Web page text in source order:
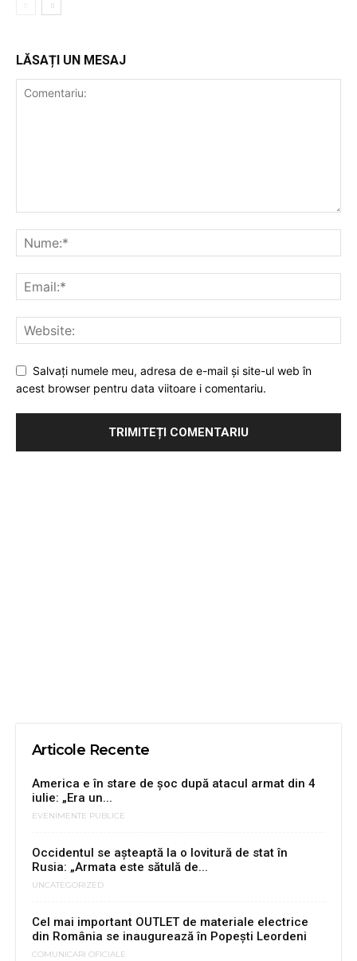
LĂSAȚI UN MESAJ
Salvați numele meu, adresa de e-mail și site-ul web în
acest browser pentru data viitoare i comentariu.
Articole Recente
America e în stare de șoc după atacul armat din 4
iulie: „Era un...
EVENIMENTE PUBLICE
Occidentul se așteaptă la o lovitură de stat în
Rusia: „Armata este sătulă de...
UNCATEGORIZED
Cel mai important OUTLET de materiale electrice
din România se inaugurează în Popeşti Leordeni
COMUNICARI OFICIALE